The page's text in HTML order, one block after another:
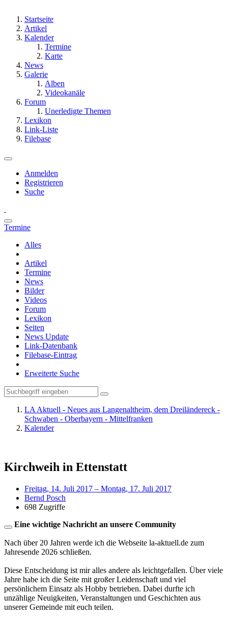
Startseite
Artikel
Kalender
Termine
Karte
News
Galerie
Alben
Videokanäle
Forum
Unerledigte Themen
Lexikon
Link-Liste
Filebase
Anmelden
Registrieren
Suche
Termine
Alles
Artikel
Termine
News
Bilder
Videos
Forum
Lexikon
Seiten
News Update
Link-Datenbank
Filebase-Eintrag
Erweiterte Suche
LA Aktuell - Neues aus Langenaltheim, dem Dreiländereck -
Schwaben - Oberbayern - Mittelfranken
Kalender
Kirchweih in Ettenstatt
Freitag, 14. Juli 2017 – Montag, 17. Juli 2017
Bernd Posch
698 Zugriffe
Eine wichtige Nachricht an unsere Community
Nach über 20 Jahren werde ich die Webseite la-aktuell.de zum
Jahresende 2026 schließen.
Diese Entscheidung ist mir alles andere als leichtgefallen. Über viele
Jahre habe ich die Seite mit großer Leidenschaft und viel
persönlichem Einsatz als Hobby betrieben. Dabei durfte ich
unzählige Neuigkeiten, Veranstaltungen und Geschichten aus
unserer Gemeinde mit euch teilen.